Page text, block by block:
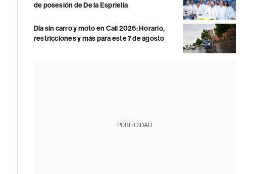
de posesión de De la Espriella
Día sin carro y moto en Cali 2026: Horario,
restricciones y más para este 7 de agosto
PUBLICIDAD